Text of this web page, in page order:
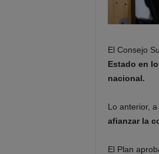
El Consejo
Estado en
nacional.
Lo anterior, a
afianzar la
El Plan